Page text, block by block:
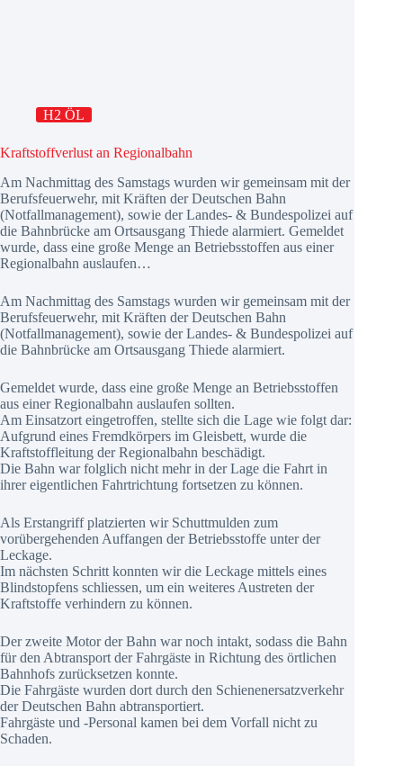
H2 ÖL
Kraftstoffverlust an Regionalbahn
Am Nachmittag des Samstags wurden wir gemeinsam mit der
Berufsfeuerwehr, mit Kräften der Deutschen Bahn
(Notfallmanagement), sowie der Landes- & Bundespolizei auf
die Bahnbrücke am Ortsausgang Thiede alarmiert. Gemeldet
wurde, dass eine große Menge an Betriebsstoffen aus einer
Regionalbahn auslaufen…
Am Nachmittag des Samstags wurden wir gemeinsam mit der
Berufsfeuerwehr, mit Kräften der Deutschen Bahn
(Notfallmanagement), sowie der Landes- & Bundespolizei auf
die Bahnbrücke am Ortsausgang Thiede alarmiert.
Gemeldet wurde, dass eine große Menge an Betriebsstoffen
aus einer Regionalbahn auslaufen sollten.
Am Einsatzort eingetroffen, stellte sich die Lage wie folgt dar:
Aufgrund eines Fremdkörpers im Gleisbett, wurde die
Kraftstoffleitung der Regionalbahn beschädigt.
Die Bahn war folglich nicht mehr in der Lage die Fahrt in
ihrer eigentlichen Fahrtrichtung fortsetzen zu können.
Als Erstangriff platzierten wir Schuttmulden zum
vorübergehenden Auffangen der Betriebsstoffe unter der
Leckage.
Im nächsten Schritt konnten wir die Leckage mittels eines
Blindstopfens schliessen, um ein weiteres Austreten der
Kraftstoffe verhindern zu können.
Der zweite Motor der Bahn war noch intakt, sodass die Bahn
für den Abtransport der Fahrgäste in Richtung des örtlichen
Bahnhofs zurücksetzen konnte.
Die Fahrgäste wurden dort durch den Schienenersatzverkehr
der Deutschen Bahn abtransportiert.
Fahrgäste und -Personal kamen bei dem Vorfall nicht zu
Schaden.